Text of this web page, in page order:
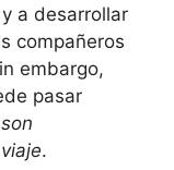
a desarrollar
compañeros
embargo,
pasar
.